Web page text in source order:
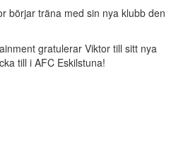
börjar träna med sin nya klubb den
gratulerar Viktor till sitt nya
till i AFC Eskilstuna!